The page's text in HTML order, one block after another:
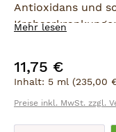
Antioxidans und
er gibt neue
Eigenschaften.
Mehr lesen
Regulärer Preis:
11,75 €
Inhalt: 5 ml (235,00
Preise inkl. MwSt. zzgl.